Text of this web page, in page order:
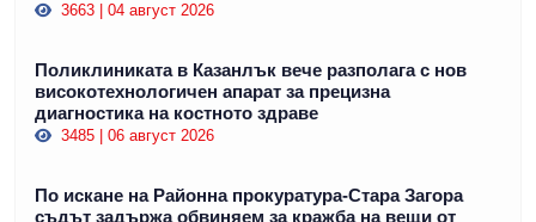
3663 | 04 август 2026
Поликлиниката в Казанлък вече разполага с нов
високотехнологичен апарат за прецизна
диагностика на костното здраве
3485 | 06 август 2026
По искане на Районна прокуратура-Стара Загора
съдът задържа обвиняем за кражба на вещи от